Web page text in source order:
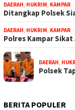
DAERAH, HUKRIM, KAMPAR
Ditangkap Polsek
DAERAH, HUKRIM, KAMPAR
Polres Kampar
DAERAH,
Polsek
BERITA POPULER